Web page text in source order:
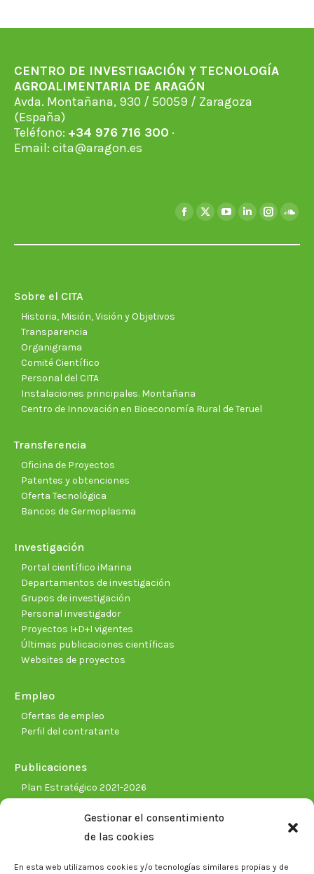
Gestionar el consentimiento
de las cookies
En esta web utilizamos cookies y/o tecnologías similares propias y de
CENTRO DE INVESTIGACIÓN Y TECNOLOGÍA
AGROALIMENTARIA DE ARAGÓN
Avda. Montañana, 930 / 50059 / Zaragoza
(España)
Teléfono: +34 976 716 300 ·
Email: cita@aragon.es
Facebook
X
YouTubeLinkedin
Sobre el CITA
Historia, Misión, Visión y Objetivos
Transparencia
Organigrama
Comité Científico
Personal del CITA
Instalaciones principales. Montañana
Centro de Innovación en Bioeconomía Rural de Teruel
Transferencia
Oficina de Proyectos
Patentes y obtenciones
Oferta Tecnológica
Bancos de Germoplasma
Investigación
Portal científico iMarina
Departamentos de investigación
Grupos de investigación
Personal investigador
Proyectos I+D+I vigentes
Últimas publicaciones científicas
Websites de proyectos
Empleo
Ofertas de empleo
Perfil del contratante
Publicaciones
Plan Estratégico 2021-2026
Biblioteca. Repositorio CITAREA